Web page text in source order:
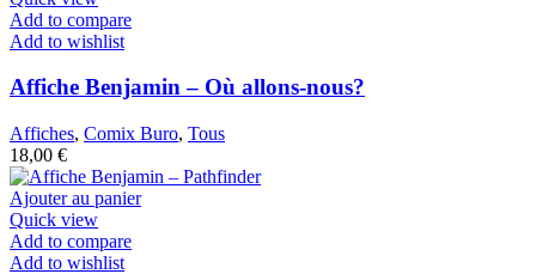
Add to compare
Add to wishlist
Affiche Benjamin – Où allons-nous?
Affiches, Comix Buro, Tous
18,00 €
Ajouter au panier
Quick view
Add to compare
Add to wishlist